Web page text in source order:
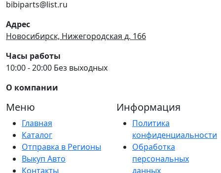
bibiparts@list.ru
Адрес
Новосибирск, Нижегородская д. 166
Часы работы
10:00 - 20:00 Без выходных
О компании
Меню
Главная
Каталог
Отправка в Регионы
Выкуп Авто
Контакты
Информация
Политика
конфиденциальности
Обработка
персональных
данных